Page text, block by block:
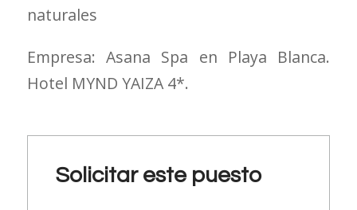
naturales
Empresa: Asana Spa en Playa Blanca.
Hotel MYND YAIZA 4*.
Solicitar este puesto